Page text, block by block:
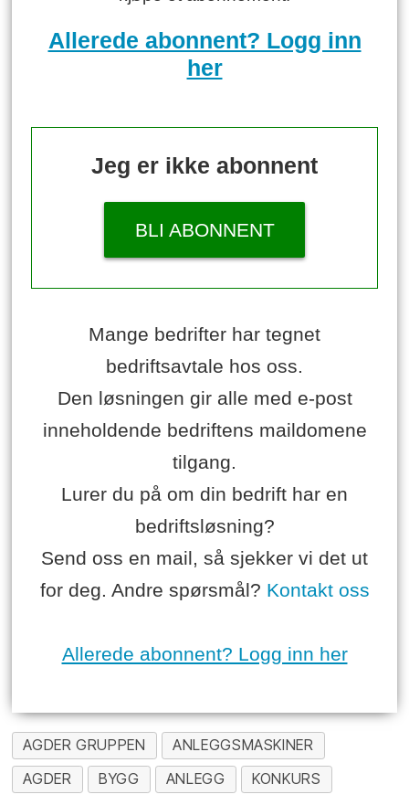
Allerede abonnent? Logg inn
her
Jeg er ikke abonnent
BLI ABONNENT
Mange bedrifter har tegnet
bedriftsavtale hos oss.
Den løsningen gir alle med e-post
inneholdende bedriftens maildomene
tilgang.
Lurer du på om din bedrift har en
bedriftsløsning?
Send oss en mail, så sjekker vi det ut
for deg. Andre spørsmål? Kontakt oss
Allerede abonnent? Logg inn her
AGDER GRUPPEN
ANLEGGSMASKINER
AGDER
BYGG ANLEGG KONKURS